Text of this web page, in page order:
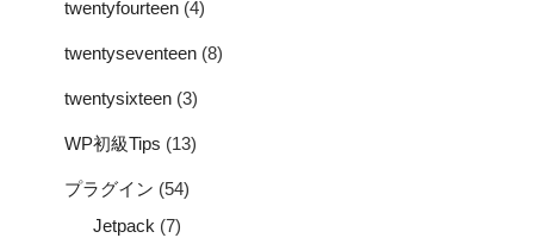
twentyfourteen (4)
twentyseventeen (8)
twentysixteen (3)
WP初級Tips (13)
プラグイン (54)
Jetpack (7)